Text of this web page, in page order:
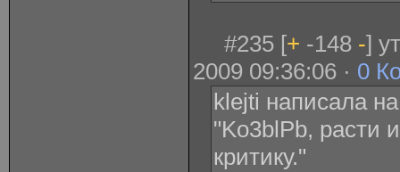
#235 [+ -148 -]
2009 09:36:06 · 0
klejti написала
"Ko3blPb, расти
критику."